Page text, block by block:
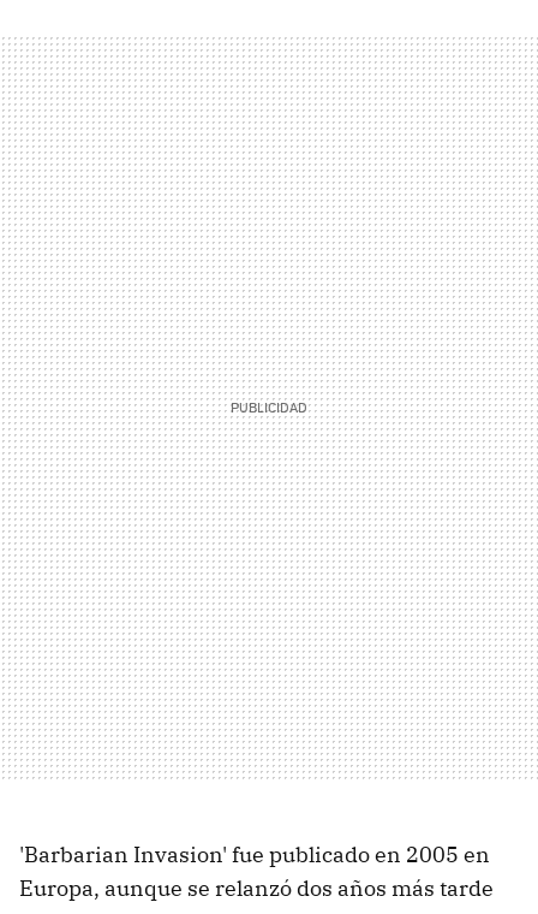
'Barbarian Invasion' fue publicado en 2005 en
Europa, aunque se relanzó dos años más tarde